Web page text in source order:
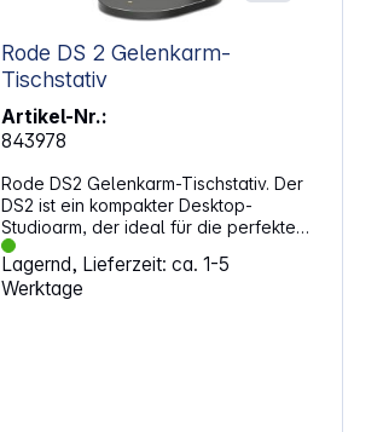
Rode DS 2 Gelenkarm-
Tischstativ
Artikel-Nr.:
843978
Rode DS2 Gelenkarm-Tischstativ. Der
DS2 ist ein kompakter Desktop-
Studioarm, der ideal für die perfekte
Positionierung von Mikrofon, Kamera,
Smartphone, Licht und anderem
Zubehör auf Ihrem Schreibtisch ist.
Lagernd, Lieferzeit: ca. 1-5
Werktage